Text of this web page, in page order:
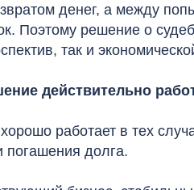
денег, а между
Поэтому решение о
так и
действительно
работает в тех
погашения долга.